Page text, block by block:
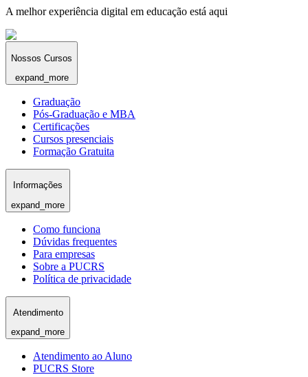
A melhor experiência digital em educação está aqui
Nossos Cursos
expand_more
Graduação
Pós-Graduação e MBA
Certificações
Cursos presenciais
Formação Gratuita
Informações
expand_more
Como funciona
Dúvidas frequentes
Para empresas
Sobre a PUCRS
Política de privacidade
Atendimento
expand_more
Atendimento ao Aluno
PUCRS Store